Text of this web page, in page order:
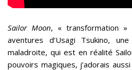
Sailor Moon, « transformation
aventures d’Usagi Tsukino,
maladroite, qui est en réalité
pouvoirs magiques, j’adorais